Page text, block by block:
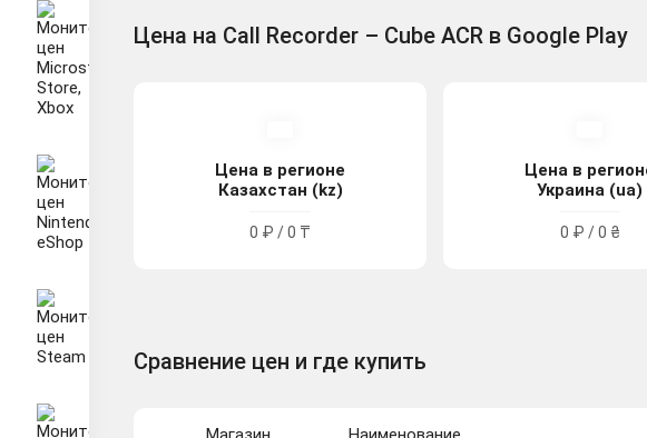
Цена на Call Recorder – Cube ACR в Google Play
Цена в регионе
Казахстан (kz)
0 ₽ / 0 ₸
Цена в
Украина (ua)
0 ₽ / 0 ₴
Сравнение цен и где купить